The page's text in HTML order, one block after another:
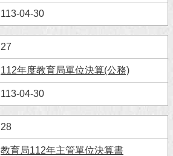
113-04-30
27
112年度教育局單位決算(公務)
113-04-30
28
教育局112年主管單位決算書